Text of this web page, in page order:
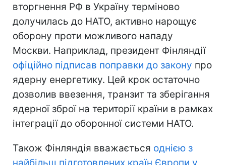
вторгнення РФ в Україну терміново
долучилась до НАТО, активно нарощує
оборону проти можливого нападу
Москви. Наприклад, президент Фінляндії
офіційно підписав поправки до закону про
ядерну енергетику. Цей крок остаточно
дозволив ввезення, транзит та зберігання
ядерної зброї на території країни в рамках
інтеграції до оборонної системи НАТО.
Також Фінляндія вважається однією з
найбільш підготовлених країн Європи у